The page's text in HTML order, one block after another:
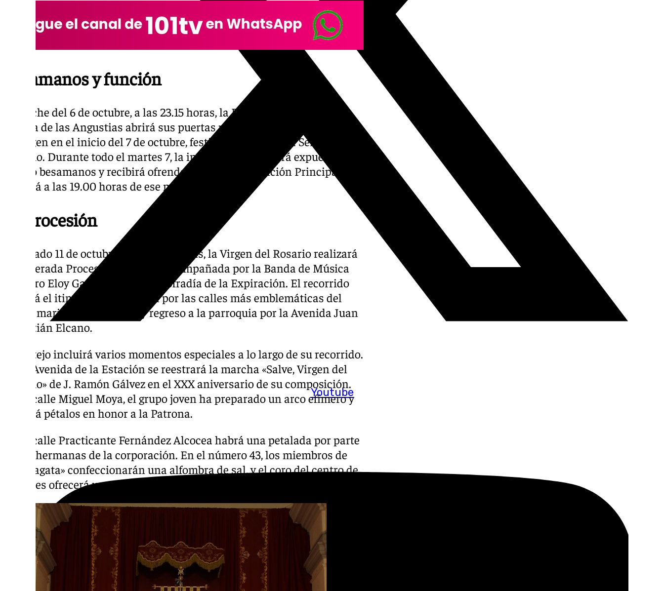
Youtube
Besamanos y función
La noche del 6 de octubre, a las 23.15 horas, la Parroquia de Nuestra
Señora de las Angustias abrirá sus puertas para que los fieles feliciten a
la Virgen en el inicio del 7 de octubre, festividad de Nuestra Señora del
Rosario. Durante todo el martes 7, la imagen permanecerá expuesta en
devoto besamanos y recibirá ofrendas florales. La Función Principal se
oficiará a las 19.00 horas de ese mismo día.
La procesión
El sábado 11 de octubre, a las 17.30 horas, la Virgen del Rosario realizará
su esperada Procesión de Gloria acompañada por la Banda de Música
Maestro Eloy García de la Archicofradía de la Expiración. El recorrido
seguirá el itinerario tradicional por las calles más emblemáticas del
barrio marinero, con salida y regreso a la parroquia por la Avenida Juan
Sebastián Elcano.
El cortejo incluirá varios momentos especiales a lo largo de su recorrido.
En la Avenida de la Estación se reestrará la marcha «Salve, Virgen del
Rosario» de J. Ramón Gálvez en el XXX aniversario de su composición.
En la calle Miguel Moya, el grupo joven ha preparado un arco efímero y
lanzará pétalos en honor a la Patrona.
En la calle Practicante Fernández Alcocea habrá una petalada por parte
de las hermanas de la corporación. En el número 43, los miembros de
«La Fragata» confeccionarán una alfombra de sal, y el coro del centro de
mayores ofrecerá una sevillana a la Virgen.